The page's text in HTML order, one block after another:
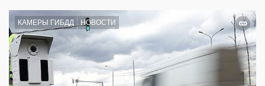
КАМЕРЫ ГИБДД НОВОСТИ